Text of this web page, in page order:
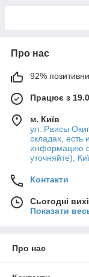
Про нас
92%
Працює з
м. Київ
ул. Раисы
складах, есть
информацию о
уточняйте),
Контакти
Сьогодні
Показати
Про нас